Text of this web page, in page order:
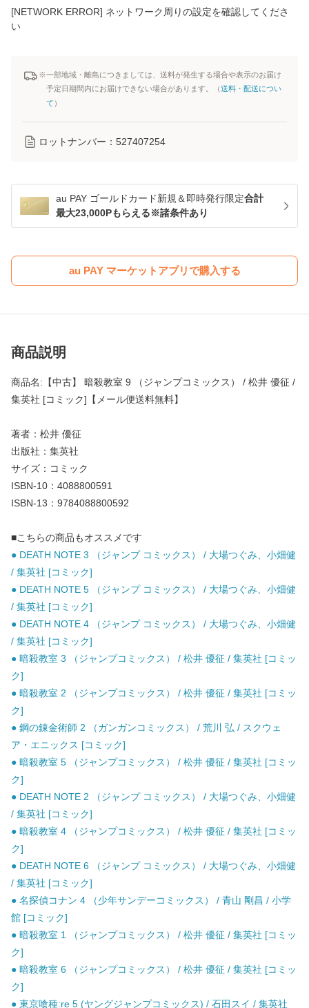
[NETWORK ERROR] ネットワーク周りの設定を確認してくださ
い
※一部地域・離島につきましては、送料が発生する場合や表示のお届け
予定日期間内にお届けできない場合があります。（送料・配送につい
て ）
ロットナンバー： 527407254
au PAY ゴールドカード新規＆即時発行限定合計
最大23,000Pもらえる※諸条件あり
au PAY マーケットアプリで購入する
商品説明
商品名:【中古】 暗殺教室 9 （ジャンプコミックス） / 松井 優征 /
集英社 [コミック]【メール便送料無料】
著者：松井 優征
出版社：集英社
サイズ：コミック
ISBN-10：4088800591
ISBN-13：9784088800592
■こちらの商品もオススメです
● DEATH NOTE 3 （ジャンプ コミックス） / 大場つぐみ、小畑健
/ 集英社 [コミック]
● DEATH NOTE 5 （ジャンプ コミックス） / 大場つぐみ、小畑健
/ 集英社 [コミック]
● DEATH NOTE 4 （ジャンプ コミックス） / 大場つぐみ、小畑健
/ 集英社 [コミック]
● 暗殺教室 3 （ジャンプコミックス） / 松井 優征 / 集英社 [コミッ
ク]
● 暗殺教室 2 （ジャンプコミックス） / 松井 優征 / 集英社 [コミッ
ク]
● 鋼の錬金術師 2 （ガンガンコミックス） / 荒川 弘 / スクウェ
ア・エニックス [コミック]
● 暗殺教室 5 （ジャンプコミックス） / 松井 優征 / 集英社 [コミッ
ク]
● DEATH NOTE 2 （ジャンプ コミックス） / 大場つぐみ、小畑健
/ 集英社 [コミック]
● 暗殺教室 4 （ジャンプコミックス） / 松井 優征 / 集英社 [コミッ
ク]
● DEATH NOTE 6 （ジャンプ コミックス） / 大場つぐみ、小畑健
/ 集英社 [コミック]
● 名探偵コナン 4 （少年サンデーコミックス） / 青山 剛昌 / 小学
館 [コミック]
● 暗殺教室 1 （ジャンプコミックス） / 松井 優征 / 集英社 [コミッ
ク]
● 暗殺教室 6 （ジャンプコミックス） / 松井 優征 / 集英社 [コミッ
ク]
● 東京喰種:re 5 (ヤングジャンプコミックス) / 石田スイ / 集英社